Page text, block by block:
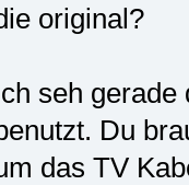
original?
seh
Du
das TV